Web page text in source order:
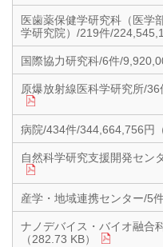
医歯薬保健学研究科（医学
学研究院）/219件/
国際協力研究科/6件/
原爆放射線医科学研究所/
病院/434件/344,664,756円
自然科学研究支援開発セン
産学・地域連携センター/5
ナノデバイス・バイオ融合
（282.73 KB）